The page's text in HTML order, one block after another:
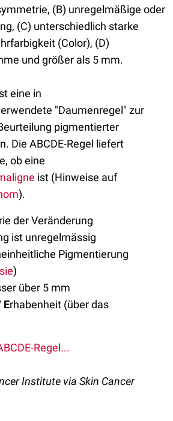
(B) unregelmäßige oder
(C) unterschiedlich starke
(Color), (D)
und größer als 5 mm.
eine in
"Daumenregel" zur
pigmentierter
Die ABCDE-Regel liefert
ob eine
ist (Hinweise auf
).
der Veränderung
ist unregelmässig
Pigmentierung
)
über 5 mm
Erhabenheit (über das
Regel...
Institute via Skin Cancer